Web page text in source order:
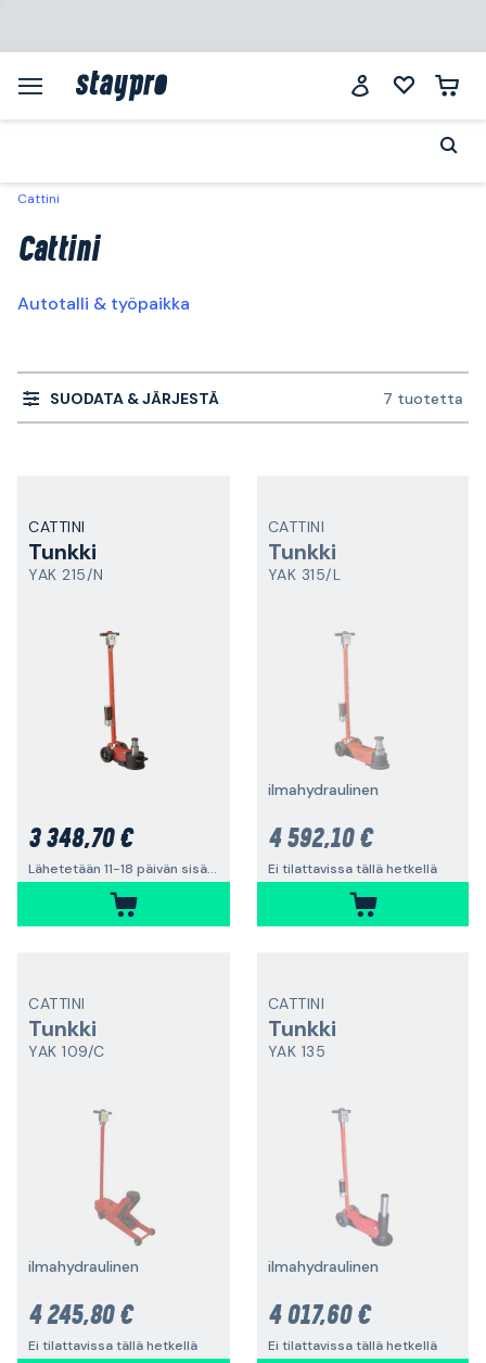
Cattini
Cattini
Autotalli & työpaikka
SUODATA & JÄRJESTÄ 7 tuotetta
CATTINI
Tunkki
YAK 215/N
3 348,70 €
Lähetetään 11-18 päivän sisällä
CATTINI
Tunkki
YAK 315/L
ilmahydraulinen
4 592,10 €
Ei tilattavissa tällä hetkellä
CATTINI
Tunkki
YAK 109/C
ilmahydraulinen
4 245,80 €
Ei tilattavissa tällä hetkellä
CATTINI
Tunkki
YAK 135
ilmahydraulinen
4 017,60 €
Ei tilattavissa tällä hetkellä